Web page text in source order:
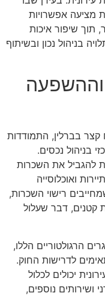
מציעה אפשרויות
תוך שיפור איכות
בניהול נכון ובשיתוף
וההשפעה
קצר בברלין, התמודדות
בניהול נכסים.
להגביל את השכרות
ואוכלוסייה
רישוי השכרות,
קטנים, דבר שעלול
הרגולטוריים הללו,
לדרישות החוק.
יכולים לכלול
ושירותים נוספים,